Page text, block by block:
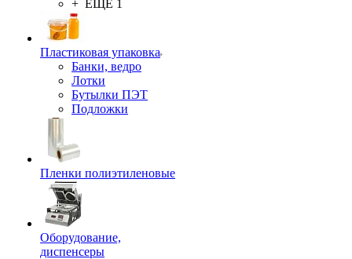
+ ЕЩЕ 1
Пластиковая упаковка
Банки, ведро
Лотки
Бутылки ПЭТ
Подложки
Пленки полиэтиленовые
Оборудование,
диспенсеры